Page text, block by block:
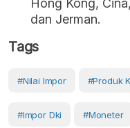
Hong Kong,
dan Jerman.
Tags
#Nilai Impor #produk
#impor Dki #moneter